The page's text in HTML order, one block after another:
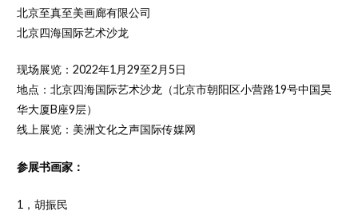
北京至真至美画廊有限公司
北京四海国际艺术沙龙
现场展览：2022年1月29至2月5日
地点：北京四海国际艺术沙龙（北京市朝阳区小营路19号中国昊
华大厦B座9层）
线上展览：美洲文化之声国际传媒网
参展书画家：
1，胡振民